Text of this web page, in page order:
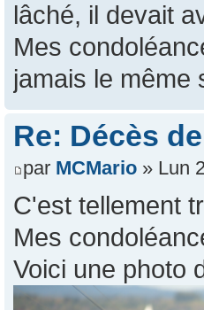
lâché, il devait
Mes
jamais le même
Re: Décès
par MCMario » Lun
C'est tellement
Mes
Voici une photo